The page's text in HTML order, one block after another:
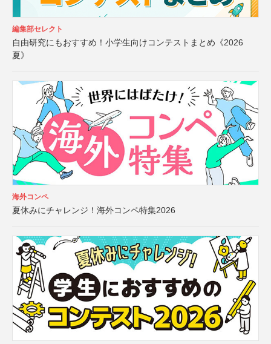
編集部セレクト
自由研究にもおすすめ！小学生向けコンテストまとめ《2026
夏》
海外コンペ
夏休みにチャレンジ！海外コンペ特集2026